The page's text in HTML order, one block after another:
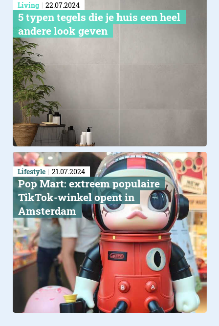
Living 22.07.2024
5 typen tegels die je huis een heel
andere look geven
Lifestyle 21.07.2024
Pop Mart: extreem populaire
TikTok-winkel opent in
Amsterdam